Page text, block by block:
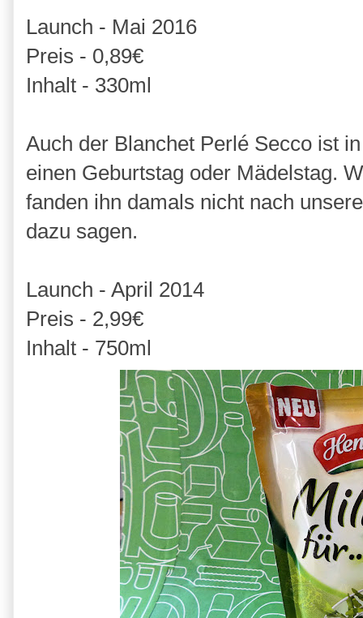
Launch - Mai 2016
Preis - 0,89€
Inhalt - 330ml
Auch der Blanchet Perlé Secco ist
einen Geburtstag oder Mädelstag.
fanden ihn damals nicht nach
dazu sagen.
Launch - April 2014
Preis - 2,99€
Inhalt - 750ml